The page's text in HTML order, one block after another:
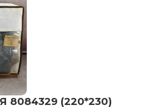
8084329 (220*230)